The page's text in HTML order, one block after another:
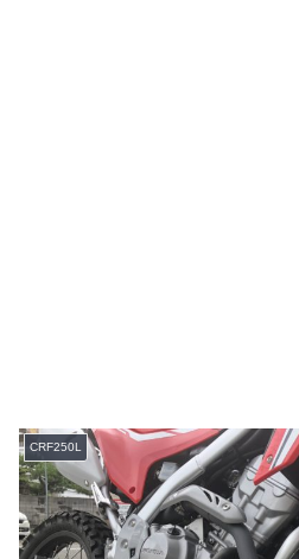
CRF250L